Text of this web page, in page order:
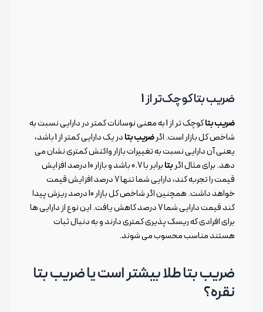
ضریب بتا کوچک‌تر از 1
ضریب بتا
کوچک تر از 1 به معنی نوسانات کمتر در دارایی نسبت به
شاخص کل بازار است. اگرضریب بتا
در یک دارایی کمتر از 1 باشد،
یعنی آن دارایی نسبت به تغییرات بازار واکنش کمتری نشان می
دهد. برای مثال اگر بتا
برابر با 0.7 باشد و بازار 10 درصد افزایش
قیمت را تجربه کند، دارایی شما تنها 7 درصد افزایش قیمت
خواهد داشت. همچنین اگر شاخص کل بازار 10 درصد ریزش پیدا
کند قیمت دارایی شما 7 درصد کاهش یافت. این نوع از دارایی ها
برای افرادی که ریسک پذیری کمتری دارند و به دنبال ثبات
هستند مناسب محسوب می شوند.
ضریب بتا طلا بیشتر است یا ضریب بتا
نقره؟